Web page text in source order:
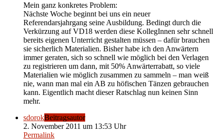
Mein ganz konkretes Problem:
Nächste Woche beginnt bei uns ein neuer
Referendarsjahrgang seine Ausbildung. Bedingt durch die
Verkürzung auf VD18 werden diese KollegInnen sehr schnell
bereits eigenen Unterricht gestalten müssen – dafür brauchen
sie sicherlich Materialien. Bisher habe ich den Anwärtern
immer geraten, sich so schnell wie möglich bei den Verlagen
zu registrieren um dann, mit 50% Anwärterrabatt, so viele
Materialien wie möglich zusammen zu sammeln – man weiß
nie, wann man mal ein AB zu höfischen Tänzen gebrauchen
kann. Eigentlich macht dieser Ratschlag nun keinen Sinn
mehr.
sdorokBeitragsautor
2. November 2011 um 13:53 Uhr
Permalink